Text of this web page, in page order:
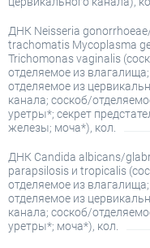
ДНК Neisseria
trachomatis Mycoplasma
Trichomonas vaginalis
отделяемое из
отделяемое из
канала; соскоб/
уретры*; секрет
железы; моча*), кол.
ДНК Candida albicans/
parapsilosis и tropicalis
отделяемое из
отделяемое из
канала; соскоб/
уретры*; моча*), кол.